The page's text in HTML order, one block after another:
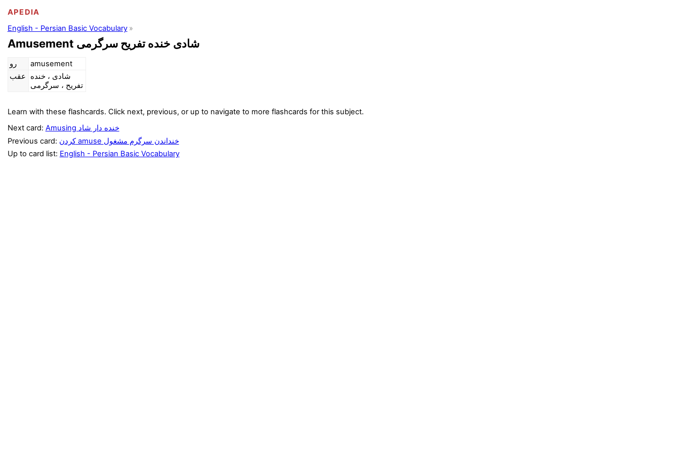
APEDIA
English - Persian Basic Vocabulary
Amusement شادی خنده تفریح سرگرمی
رو
amusement
عقب
شادی ، خنده
تفریح ، سرگرمی
Learn with these flashcards. Click next, previous, or up to navigate to more flashcards for this subject.
Next card:
Amusing خنده دار شاد
Previous card:
کردن amuse خنداندن سرگرم مشغول
Up to card list: English - Persian Basic Vocabulary